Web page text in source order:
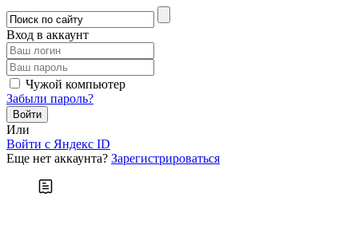
Вход в аккаунт
Чужой компьютер
Забыли пароль?
Или
Войти c Яндекс ID
Еще нет аккаунта? Зарегистрироваться